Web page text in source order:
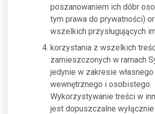
poszanowaniem ich dóbr
tym prawa do prywatności)
wszelkich przysługujących
korzystania z wszelkich
zamieszczonych w ramach
jedynie w zakresie własnego
wewnętrznego i osobistego.
Wykorzystywanie treści w
jest dopuszczalne wyłącznie